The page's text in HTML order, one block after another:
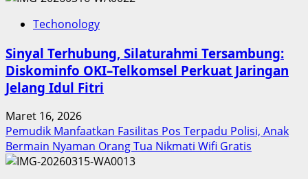
Techonology
Sinyal Terhubung, Silaturahmi Tersambung:
Diskominfo OKI–Telkomsel Perkuat Jaringan
Jelang Idul Fitri
Maret 16, 2026
Pemudik Manfaatkan Fasilitas Pos Terpadu Polisi, Anak
Bermain Nyaman Orang Tua Nikmati Wifi Gratis